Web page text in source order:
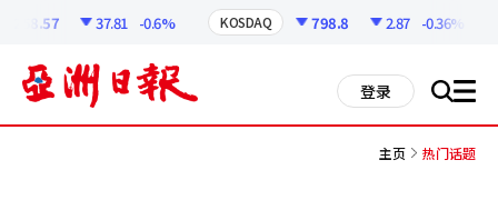
37.81 -0.6% KOSDAQ 798.8 2.87 -0.36%
登录 搜 all
主页 热门话题